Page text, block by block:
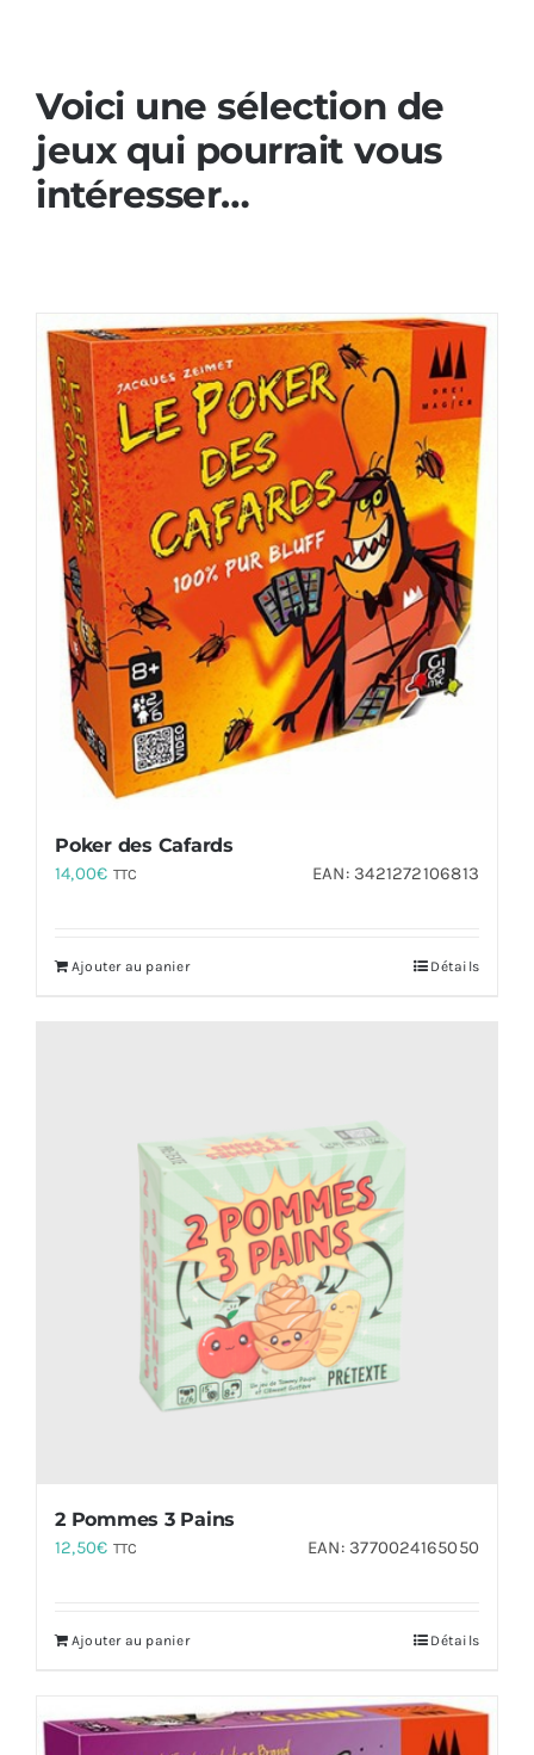
Voici une sélection de
jeux qui pourrait vous
intéresser…
Poker des Cafards
14,00€ TTC EAN:3421272106813
Ajouter au panier Détails
2 Pommes 3 Pains
12,50€ TTC EAN:3770024165050
Ajouter au panier Détails